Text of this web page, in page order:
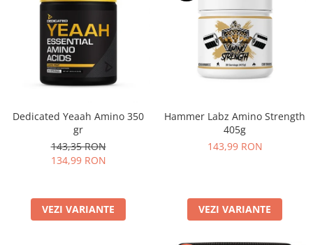
Dedicated Yeaah Amino 350
gr
143,35 RON
134,99 RON
VEZI VARIANTE
Hammer Labz Amino Strength
405g
143,99 RON
VEZI VARIANTE